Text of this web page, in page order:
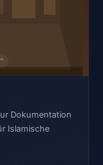
Dokumentation
Islamische